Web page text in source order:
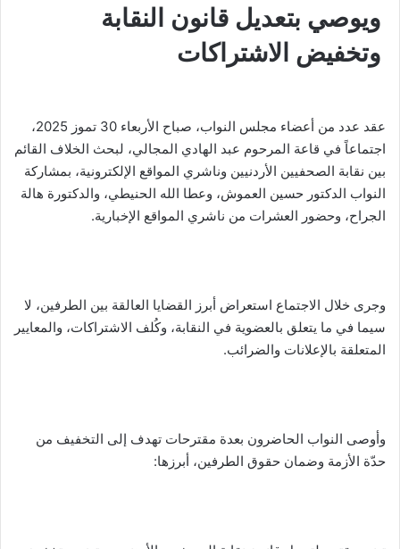
ويوصي بتعديل قانون النقابة
وتخفيض الاشتراكات
عقد عدد من أعضاء مجلس النواب، صباح الأربعاء 30 تموز 2025،
اجتماعاً في قاعة المرحوم عبد الهادي المجالي، لبحث الخلاف القائم
بين نقابة الصحفيين الأردنيين وناشري المواقع الإلكترونية، بمشاركة
النواب الدكتور حسين العموش، وعطا الله الحنيطي، والدكتورة هالة
الجراح، وحضور العشرات من ناشري المواقع الإخبارية.
وجرى خلال الاجتماع استعراض أبرز القضايا العالقة بين الطرفين، لا
سيما في ما يتعلق بالعضوية في النقابة، وكُلف الاشتراكات، والمعايير
المتعلقة بالإعلانات والضرائب.
وأوصى النواب الحاضرون بعدة مقترحات تهدف إلى التخفيف من
حدّة الأزمة وضمان حقوق الطرفين، أبرزها: